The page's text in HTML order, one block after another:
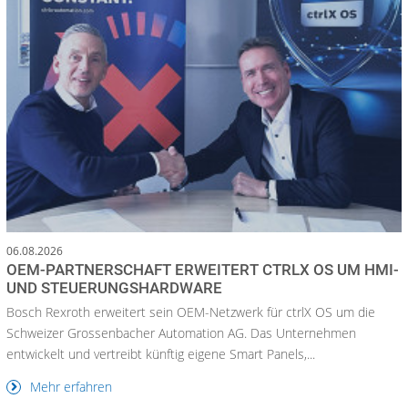
06.08.2026
OEM-PARTNERSCHAFT ERWEITERT CTRLX OS UM HMI-
UND STEUERUNGSHARDWARE
Bosch Rexroth erweitert sein OEM-Netzwerk für ctrlX OS um die
Schweizer Grossenbacher Automation AG. Das Unternehmen
entwickelt und vertreibt künftig eigene Smart Panels,...
Mehr erfahren